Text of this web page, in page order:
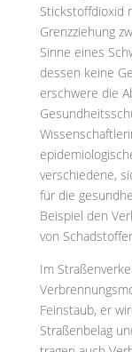
Stickstoffdioxid
Grenzziehung
Sinne eines
dessen keine
erschwere die
verschiedene,
für die
Beispiel den
von
Im
Feinstaub, er
Straßenbelag